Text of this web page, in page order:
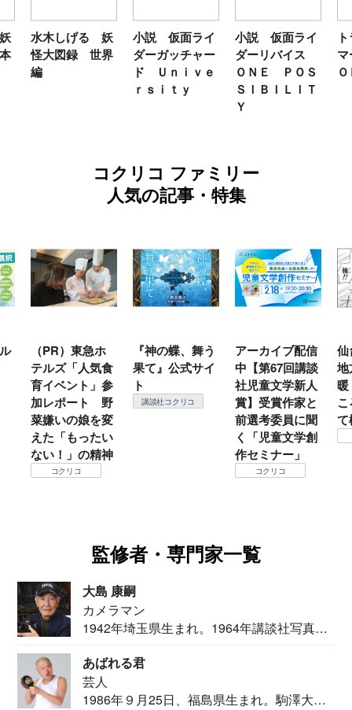
水木しげる 妖
怪大図録 世界
編
小説 仮面ライ
ダーガッチャー
ド Ｕｎｉｖｅ
ｒｓｉｔｙ
小説 仮面ライ
ダーリバイス
ＯＮＥ ＰＯＳ
ＳＩＢＩＬＩＴ
Ｙ
コクリコ ファミリー
人気の記事・特集
（PR）東急ホ
テルズ「人気食
育イベント」参
加レポート 野
菜嫌いの娘を変
えた「もったい
ない！」の精神
コクリコ
『神の蝶、舞う
果て』公式サイ
ト
講談社コクリコ
アーカイブ配信
中【第67回講談
社児童文学新人
賞】受賞作家と
前選考委員に聞
く「児童文学創
作セミナー」
コクリコ
仙
地
て
監修者・専門家一覧
大島 康嗣
カメラマン
1942年埼玉県生まれ。1964年講談社写真部
あばれる君
芸人
1986年９月25日、福島県生まれ。駒澤大学